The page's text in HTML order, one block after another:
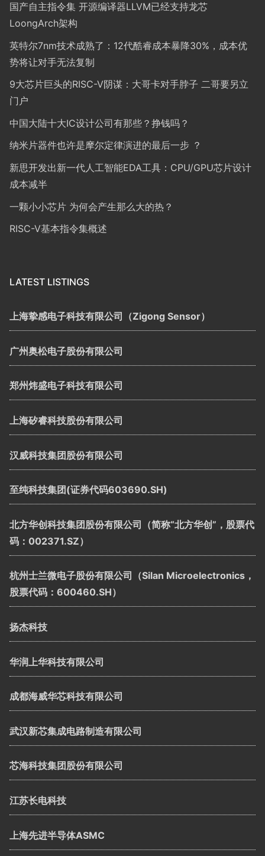
国产自主指令集 开源编译器LLVM已经支持龙芯
LoongArch架构
英特尔7nm技术成熟了：12代酷睿成本暴降30%，成本优
势将让对手无法复制
9大芯片巨头的RISC-V阴谋：大哥卡对手脖子 二哥要另立
门户
中国大陆十大IC设计公司有那些？挣钱吗？
纳米片器件也许是摩尔定律演进的最后一步 ？
新思开发出新一代人工智能EDA工具：CPU/GPU芯片设计
成本减半
一颗小小芯片 为何会产生那么大的热？
RISC-V基本指令集概述
LATEST LISTINGS
上海挚感电子科技有限公司（Zigong Sensor）
广州奥松电子股份有限公司
郑州炜盛电子科技有限公司
上海矽睿科技股份有限公司
汉威科技集团股份有限公司
至纯科技集团(证券代码603690.SH)
北方华创科技集团股份有限公司（简称“北方华创”，股票代
码：002371.SZ）
杭州士兰微电子股份有限公司（Silan Microelectronics，
股票代码：600460.SH）
扬杰科技
华润上华科技有限公司
成都海威华芯科技有限公司
武汉新芯集成电路制造有限公司
芯海科技集团股份有限公司
江苏长电科技
上海先进半导体ASMC